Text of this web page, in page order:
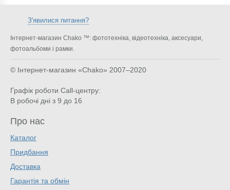
З'явилися питання?
Інтернет-магазин Chako ™: фототехніка, відеотехніка, аксесуари,
фотоальбоми і рамки.
© Інтернет-магазин «Chako» 2007–2020
Графік роботи Call-центру:
В робочі дні з 9 до 16
Про нас
Каталог
Придбання
Доставка
Гарантія та обмін